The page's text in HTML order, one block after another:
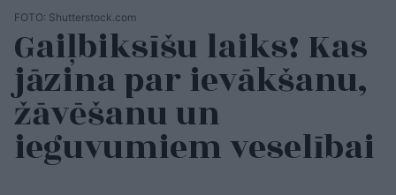
FOTO: Shutterstock.com
Gaiļbiksīšu laiks! Kas
jāzina par ievākšanu,
žāvēšanu un
ieguvumiem veselībai